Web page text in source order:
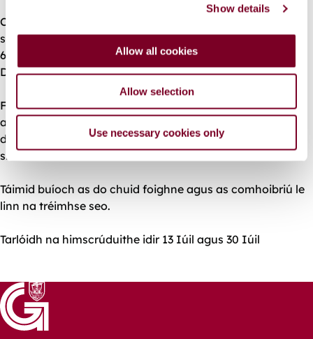
i
n
Show details
Allow all cookies
Allow selection
Use necessary cookies only
Chun sábháilteacht phoiblí a chinntiú, beidh srianta
sealadacha agus áitiúla i bhfeidhm idir 8.00am agus
6.00pm, ó Luan go hAoine, agus ón 8:00am agus 1:00pm
Dé Sathairn, fad is a bheidh na hoibreacha seo ar siúl.
Fanfaidh Páirc Uí Nualláin agus Páirc Melody oscailte,
agus ní dhúnfar na páirceanna spóirt; mar sin féin,
d’fhéadfadh cur isteach gearrthéarmach nó rochtain
shrianta a bheith ar limistéir áirithe.
Táimid buíoch as do chuid foighne agus as comhoibriú le
linn na tréimhse seo.
Tarlóidh na himscrúduithe idir 13 Iúil agus 30 Iúil